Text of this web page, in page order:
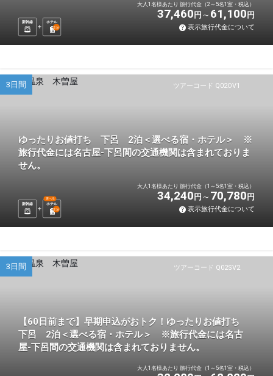
新幹線
ホテル
2泊
大人1名様あたり 旅行代金（2～5名1室・税込）
37,460 円 61,100 円
表示旅行代金について
ツアーコード Q02OV1
3日間
ゆったりお値打ち 下呂 2泊＜選べる宿・ホテル＞ ※
旅行代金には名古屋-下呂間の交通機関は含まれておりま
せん。
新幹線 ホテル
選べる
2泊
大人1名様あたり 旅行代金（1～5名1室・税込）
34,240 円 70,780 円
表示旅行代金について
ツアーコード Q02SV2
3日間
【60日前まで】早期申込がおトク！ゆったりお値打ち
下呂 2泊＜選べる宿・ホテル＞ ※旅行代金には名古
屋-下呂間の交通機関は含まれておりません。
大人1名様あたり 旅行代金（1～5名1室・税込）